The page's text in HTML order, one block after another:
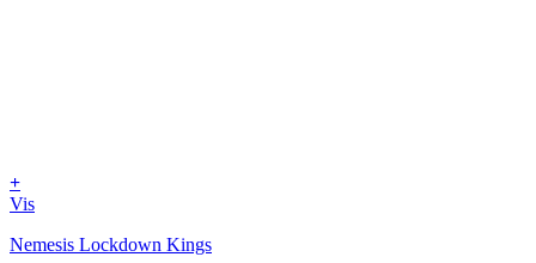
+
Vis
Nemesis Lockdown Kings